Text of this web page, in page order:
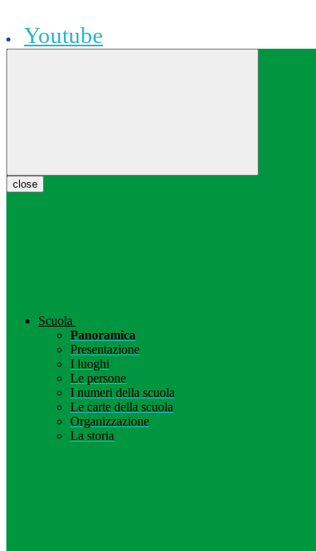
Youtube
close
Scuola
Panoramica
Presentazione
I luoghi
Le persone
I numeri della scuola
Le carte della scuola
Organizzazione
La storia